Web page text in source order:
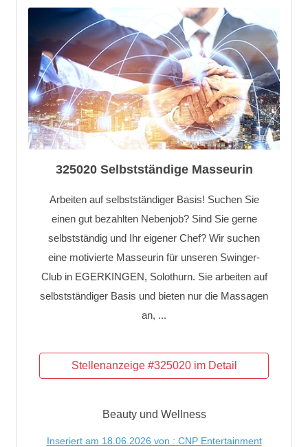
325020 Selbstständige Masseurin
Arbeiten auf selbstständiger Basis! Suchen Sie
einen gut bezahlten Nebenjob? Sind Sie gerne
selbstständig und Ihr eigener Chef? Wir suchen
eine motivierte Masseurin für unseren Swinger-
Club in EGERKINGEN, Solothurn. Sie arbeiten auf
selbstständiger Basis und bieten nur die Massagen
an, ...
Beauty und Wellness
Inseriert am 18.06.2026 von : CNP Entertainment